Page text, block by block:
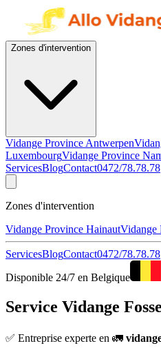
Zones d'intervention
Vidange Province Antwerpen
LuxembourgVidange Province
ServicesBlogContact0472/78.78.78
Zones d'intervention
Vidange Province HainautVidange
ServicesBlogContact0472/78.78.78
Disponible 24/7 en Belgique
Service Vidange
✅ Entreprise experte en 🚛